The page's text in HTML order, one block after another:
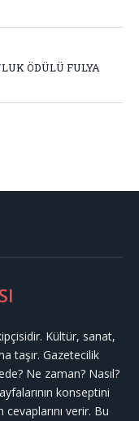
ÖDÜLÜ FULYA
Kültür, sanat,
taşır. Gazetecilik
Ne zaman? Nasıl?
konseptini
verir. Bu